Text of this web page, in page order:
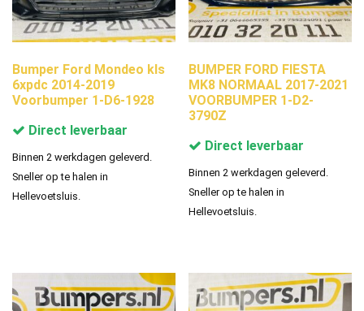
Bumper Ford Mondeo kls
6xpdc 2014-2019
Voorbumper 1-D6-1928
Direct leverbaar
Binnen 2 werkdagen geleverd.
Sneller op te halen in
Hellevoetsluis.
BUMPER FORD FIESTA
MK8 NORMAAL 2017-2021
VOORBUMPER 1-D2-
3790Z
Direct leverbaar
Binnen 2 werkdagen geleverd.
Sneller op te halen in
Hellevoetsluis.